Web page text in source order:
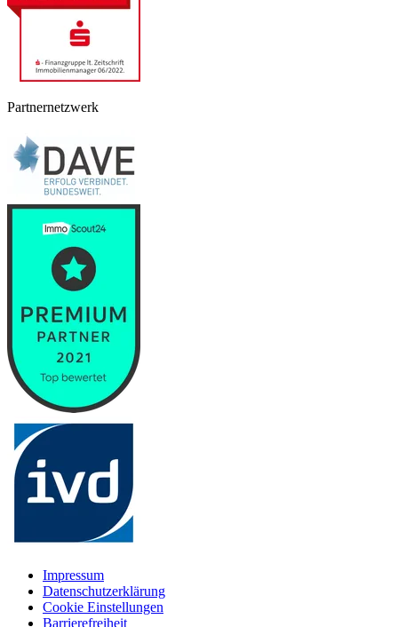
Partnernetzwerk
Impressum
Datenschutzerklärung
Cookie Einstellungen
Barrierefreiheit